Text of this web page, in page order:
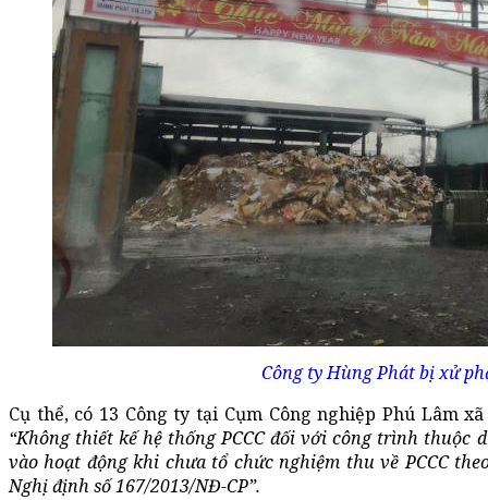
Công ty Hùng Phát bị xử
Cụ thể, có 13 Công ty tại Cụm Công nghiệp Phú Lâm
“Không thiết kế hệ thống PCCC đối với công trình thuộc
vào hoạt động khi chưa tổ chức nghiệm thu về PCCC
Nghị định số 167/2013/NĐ-CP”.